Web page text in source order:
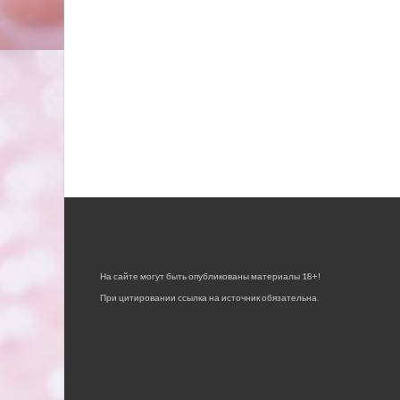
На сайте могут быть опубликованы материалы 18+!
При цитировании ссылка на источник обязательна.